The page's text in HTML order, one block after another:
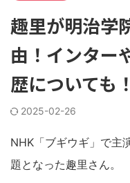
趣里が明治学
由！インター
歴についても！
2025-02-26
NHK「ブギウギ」で主
題となった趣里さん。